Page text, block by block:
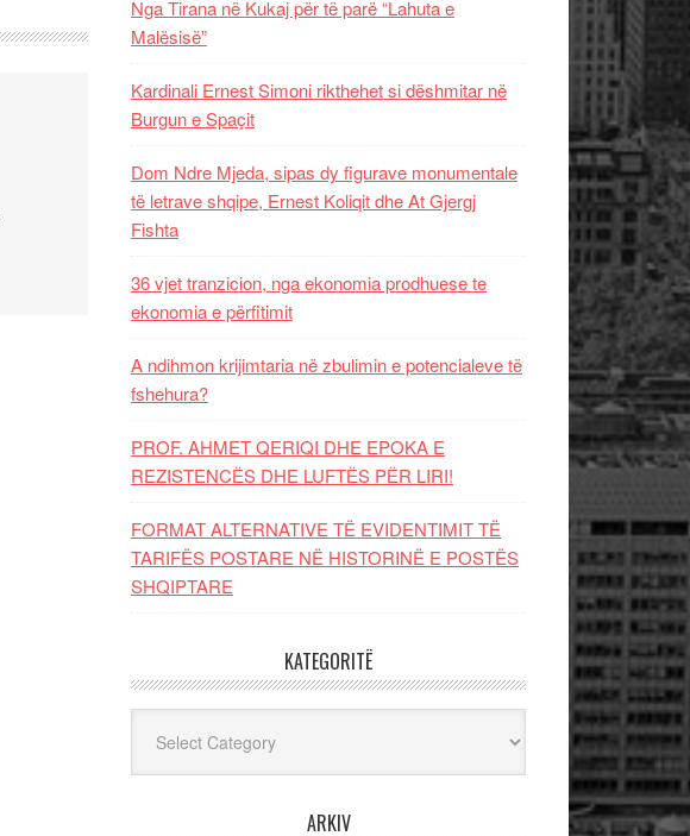
Nga Tirana në Kukaj për të parë “Lahuta e
Malësisë”
Kardinali Ernest Simoni rikthehet si dëshmitar në
Burgun e Spaçit
Dom Ndre Mjeda, sipas dy figurave monumentale
të letrave shqipe, Ernest Koliqit dhe At Gjergj
Fishta
36 vjet tranzicion, nga ekonomia prodhuese te
ekonomia e përfitimit
A ndihmon krijimtaria në zbulimin e potencialeve të
fshehura?
PROF. AHMET QERIQI DHE EPOKA E
REZISTENCЁS DHE LUFTЁS PЁR LIRI!
FORMAT ALTERNATIVE TË EVIDENTIMIT TË
TARIFËS POSTARE NË HISTORINË E POSTËS
SHQIPTARE
KATEGORITË
ARKIV